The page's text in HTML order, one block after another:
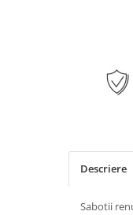
Descriere
Sabotii